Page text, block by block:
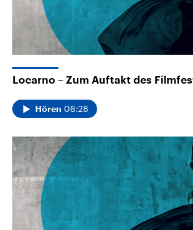
Locarno – Zum Auftakt des
Hören 06:28